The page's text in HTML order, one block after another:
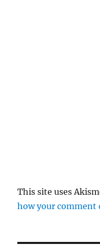
This site uses
how your comment